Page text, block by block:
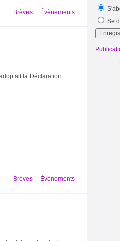
Brèves Évènements
la Déclaration
Brèves Évènements
Se